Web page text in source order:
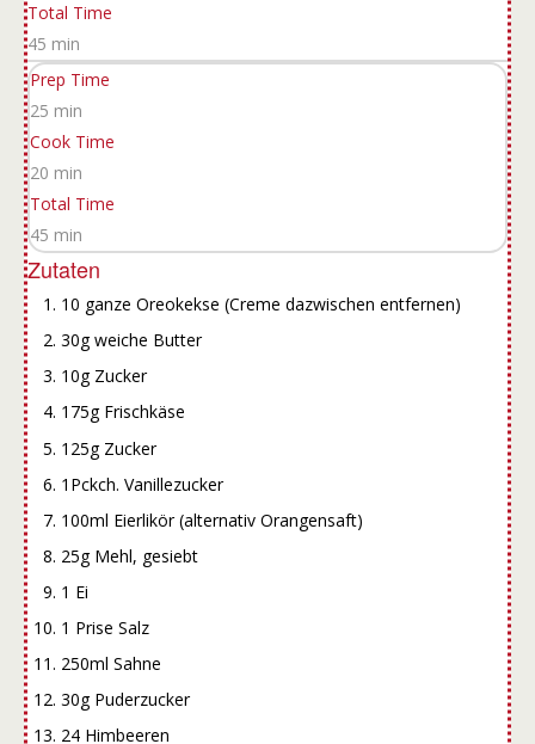
Total Time
45 min
Prep Time
25 min
Cook Time
20 min
Total Time
45 min
Zutaten
10 ganze Oreokekse (Creme dazwischen entfernen)
30g weiche Butter
10g Zucker
175g Frischkäse
125g Zucker
1Pckch. Vanillezucker
100ml Eierlikör (alternativ Orangensaft)
25g Mehl, gesiebt
1 Ei
1 Prise Salz
250ml Sahne
30g Puderzucker
24 Himbeeren